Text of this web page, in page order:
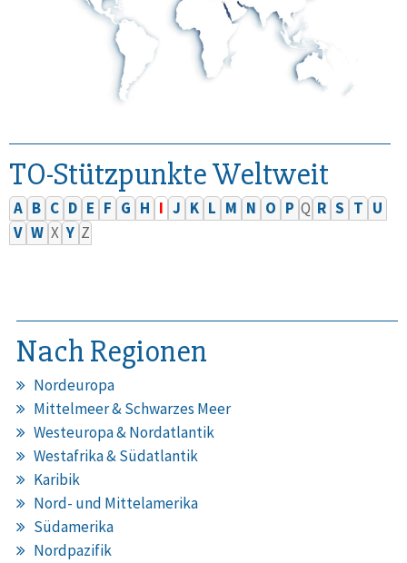
TO-Stützpunkte Weltweit
A B C D E F G H I J K L M N O P Q R S T U
V W X Y Z
Nach Regionen
Nordeuropa
Mittelmeer & Schwarzes Meer
Westeuropa & Nordatlantik
Westafrika & Südatlantik
Karibik
Nord- und Mittelamerika
Südamerika
Nordpazifik